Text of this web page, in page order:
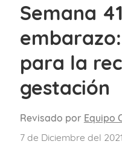
Semana
para la
gestación
Revisado por Equipo
7 de Diciembre del 2021